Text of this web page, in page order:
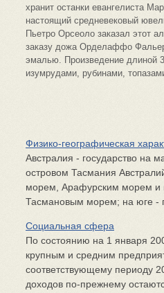
хранит останки евангелиста
настоящий средневековый
Пьетро Орсеоло заказал этот
заказу дожа Орделаффо
эмалью. Произведение длиной
изумрудами, рубинами,
Физико-географическая
Австралия - государство на
островом Тасмания
морем, Арафурским морем и
Тасмановым морем; на юге -
Социальная сфера
По состоянию на 1 января
крупным и средним
соответствующему периоду
доходов по-прежнему